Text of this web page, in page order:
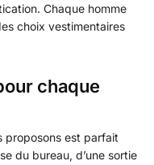
Chaque homme
choix vestimentaires
chaque
proposons est parfait
du bureau, d’une sortie